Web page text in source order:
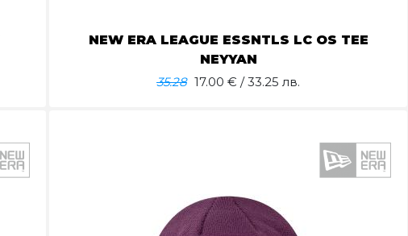
NEW ERA LEAGUE ESSNTLS LC OS TEE
NEYYAN
35.28 17.00 € / 33.25 лв.